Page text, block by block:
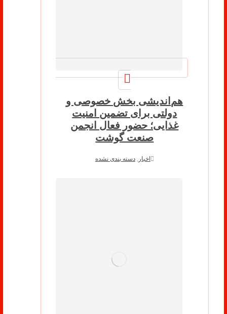
هم‌اندیشی بخش خصوصی و
دولتی برای تضمین امنیت
غذایی؛ حضور فعال انجمن
صنعت گوشت
اخبار ,دسته بندی نشده